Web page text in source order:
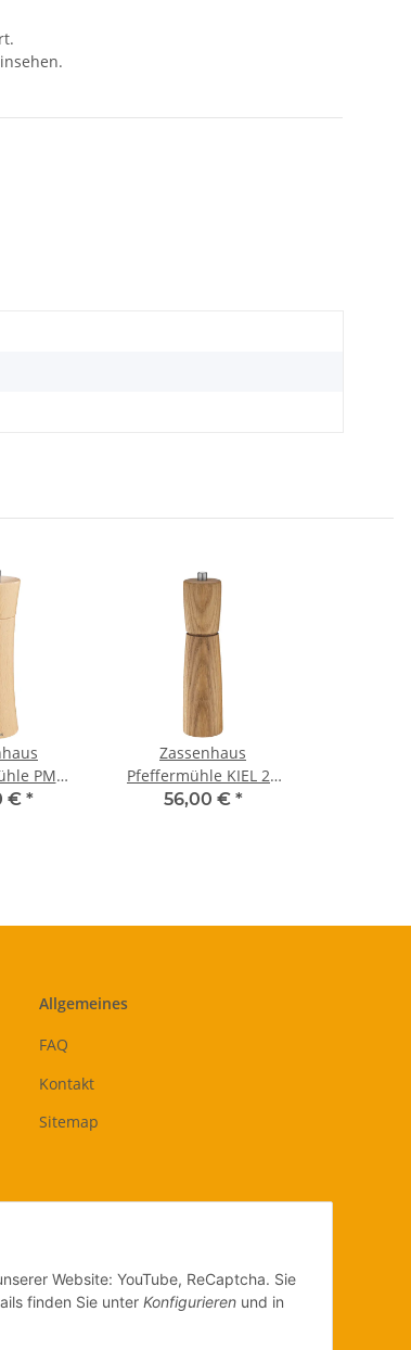
Website: YouTube, ReCaptcha. Sie
finden Sie unter Konfigurieren und in
PM
cm natur
€ *
Zassenhaus
Pfeffermühle KIEL 24
cm Eiche
56,00 € *
Allgemeines
FAQ
Kontakt
Sitemap